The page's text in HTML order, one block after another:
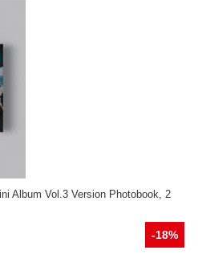
Album Vol.3 Version Photobook, 2
-18%